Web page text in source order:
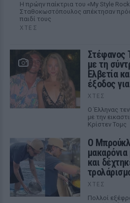
Η πρώην παίκτρια του «My Style
Σταθοκωστόπουλος απέκτησαν
παιδί τους
ΧΤΕΣ
Στέφανος
με τη
Ελβετία
έξοδος
ΧΤΕΣ
Ο Έλληνας
με την
Κρίστεν Τομς
Ο
και
ΧΤΕΣ
Πολλοί